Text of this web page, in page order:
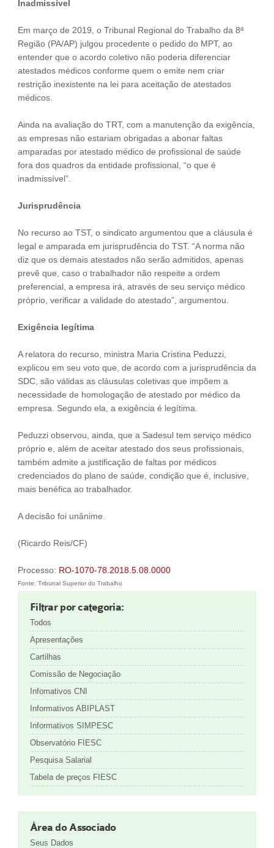
Inadmissível
Em março de 2019, o Tribunal Regional do Trabalho da 8ª
Região (PA/AP) julgou procedente o pedido do MPT, ao
entender que o acordo coletivo não poderia diferenciar
atestados médicos conforme quem o emite nem criar
restrição inexistente na lei para aceitação de atestados
médicos.
Ainda na avaliação do TRT, com a manutenção da exigência,
as empresas não estariam obrigadas a abonar faltas
amparadas por atestado médico de profissional de saúde
fora dos quadros da entidade profissional, “o que é
inadmissível”.
Jurisprudência
No recurso ao TST, o sindicato argumentou que a cláusula é
legal e amparada em jurisprudência do TST. “A norma não
diz que os demais atestados não serão admitidos, apenas
prevê que, caso o trabalhador não respeite a ordem
preferencial, a empresa irá, através de seu serviço médico
próprio, verificar a validade do atestado”, argumentou.
Exigência legítima
A relatora do recurso, ministra Maria Cristina Peduzzi,
explicou em seu voto que, de acordo com a jurisprudência da
SDC, são válidas as cláusulas coletivas que impõem a
necessidade de homologação de atestado por médico da
empresa. Segundo ela, a exigência é legítima.
Peduzzi observou, ainda, que a Sadesul tem serviço médico
próprio e, além de aceitar atestado dos seus profissionais,
também admite a justificação de faltas por médicos
credenciados do plano de saúde, condição que é, inclusive,
mais benéfica ao trabalhador.
A decisão foi unânime.
(Ricardo Reis/CF)
Processo: RO-1070-78.2018.5.08.0000
Fonte: Tribunal Superior do Trabalho
Filtrar por categoria:
Todos
Apresentações
Cartilhas
Comissão de Negociação
Infomativos CNI
Informativos ABIPLAST
Informativos SIMPESC
Observatório FIESC
Pesquisa Salarial
Tabela de preços FIESC
Área do Associado
Seus Dados